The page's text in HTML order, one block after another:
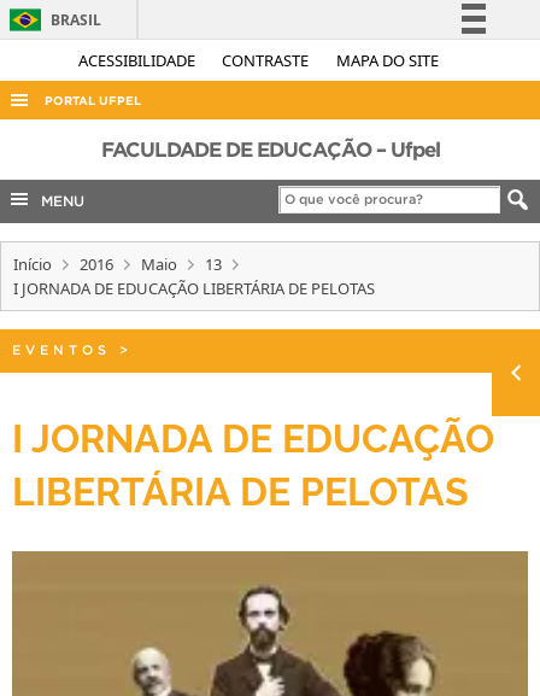
ACESSIBILIDADE CONTRASTE MAPA DO SITE
BRASIL
Simplifique!
Acesso à informação
Legislação
Canais
PORTAL UFPEL
ACESSO À INFORMAÇÃO
AUDITORIA
COBALTO
CONCURSOS
INTERNACIONAL
PORTARIAS
FACULDADE DE EDUCAÇÃO – Ufpel
MENU
Início 2016 Maio
13
I JORNADA DE EDUCAÇÃO LIBERTÁRIA DE PELOTAS
EVENTOS >
I JORNADA DE EDUCAÇÃO
LIBERTÁRIA DE PELOTAS